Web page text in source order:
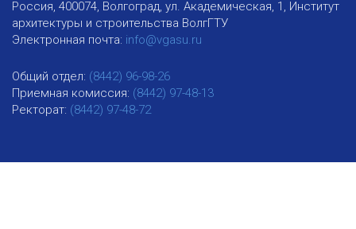
Россия, 400074, Волгоград, ул. Академическая, 1, Институт
архитектуры и строительства ВолгГТУ
Электронная почта: info@vgasu.ru
Общий отдел: (8442) 96-98-26
Приемная комиссия: (8442) 97-48-13
Ректорат: (8442) 97-48-72